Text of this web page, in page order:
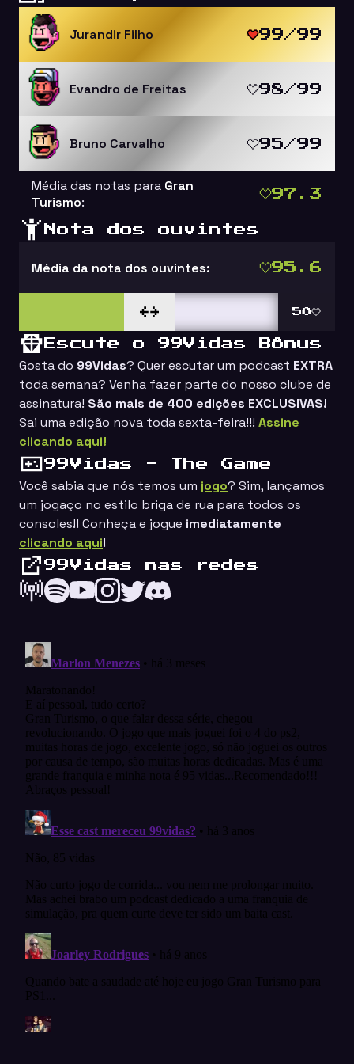
Jurandir Filho 99/99
Evandro de Freitas 98/99
Bruno Carvalho 95/99
Média das notas para Gran
Turismo: 97.3
Nota dos ouvintes
Média da nota dos ouvintes: 95.6
50
Escute o 99Vidas Bônus
Gosta do 99Vidas? Quer escutar um podcast EXTRA
toda semana? Venha fazer parte do nosso clube de
assinatura! São mais de 400 edições EXCLUSIVAS!
Sai uma edição nova toda sexta-feira!!! Assine
clicando aqui!
99Vidas - The Game
Você sabia que nós temos um jogo? Sim, lançamos
um jogaço no estilo briga de rua para todos os
consoles!! Conheça e jogue imediatamente
clicando aqui!
99Vidas nas redes